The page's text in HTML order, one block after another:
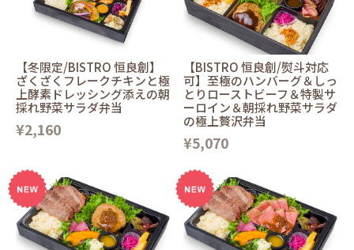
【冬限定/BISTRO 恒良創】
ざくざくフレークチキンと極
上酵素ドレッシング添えの朝
採れ野菜サラダ弁当
¥2,160
【BISTRO 恒良創/熨斗対応
可】至極のハンバーグ＆しっ
とりローストビーフ＆特製サ
ーロイン＆朝採れ野菜サラダ
の極上贅沢弁当
¥5,070